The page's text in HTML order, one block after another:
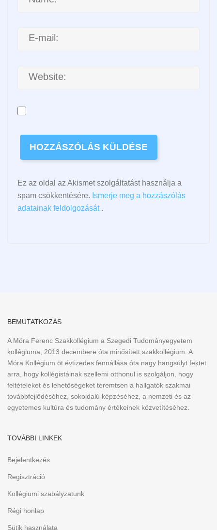
Ez az oldal az Akismet szolgáltatást használja a
spam csökkentésére. Ismerje meg a hozzászólás
adatainak feldolgozását.
BEMUTATKOZÁS
A Móra Ferenc Szakkollégium a Szegedi Tudományegyetem
kollégiuma, 2013 decembere óta minősített szakkollégium. A
Móra Kollégium öt évtizedes fennállása óta nagy hangsúlyt fektet
arra, hogy kollégistáinak szellemi otthonul is szolgáljon, hogy
feltételeket és lehetőségeket teremtsen a hallgatók szakmai
továbbfejlődéséhez, sokoldalú képzéséhez, a nemzeti és az
egyetemes kultúra és tudomány értékeinek közvetítéséhez.
TOVÁBBI LINKEK
Bejelentkezés
Regisztráció
Kollégiumi szabályzatunk
Régi honlap
Sütik használata